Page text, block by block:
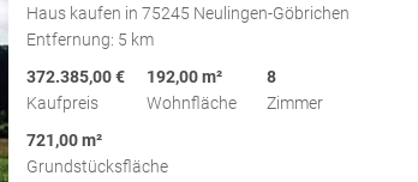
Haus kaufen in 75245 Neulingen-Göbrichen
Entfernung: 5 km
372.385,00 €
Kaufpreis
192,00 m²
Wohnfläche
8
Zimmer
721,00 m²
Grundstücksfläche